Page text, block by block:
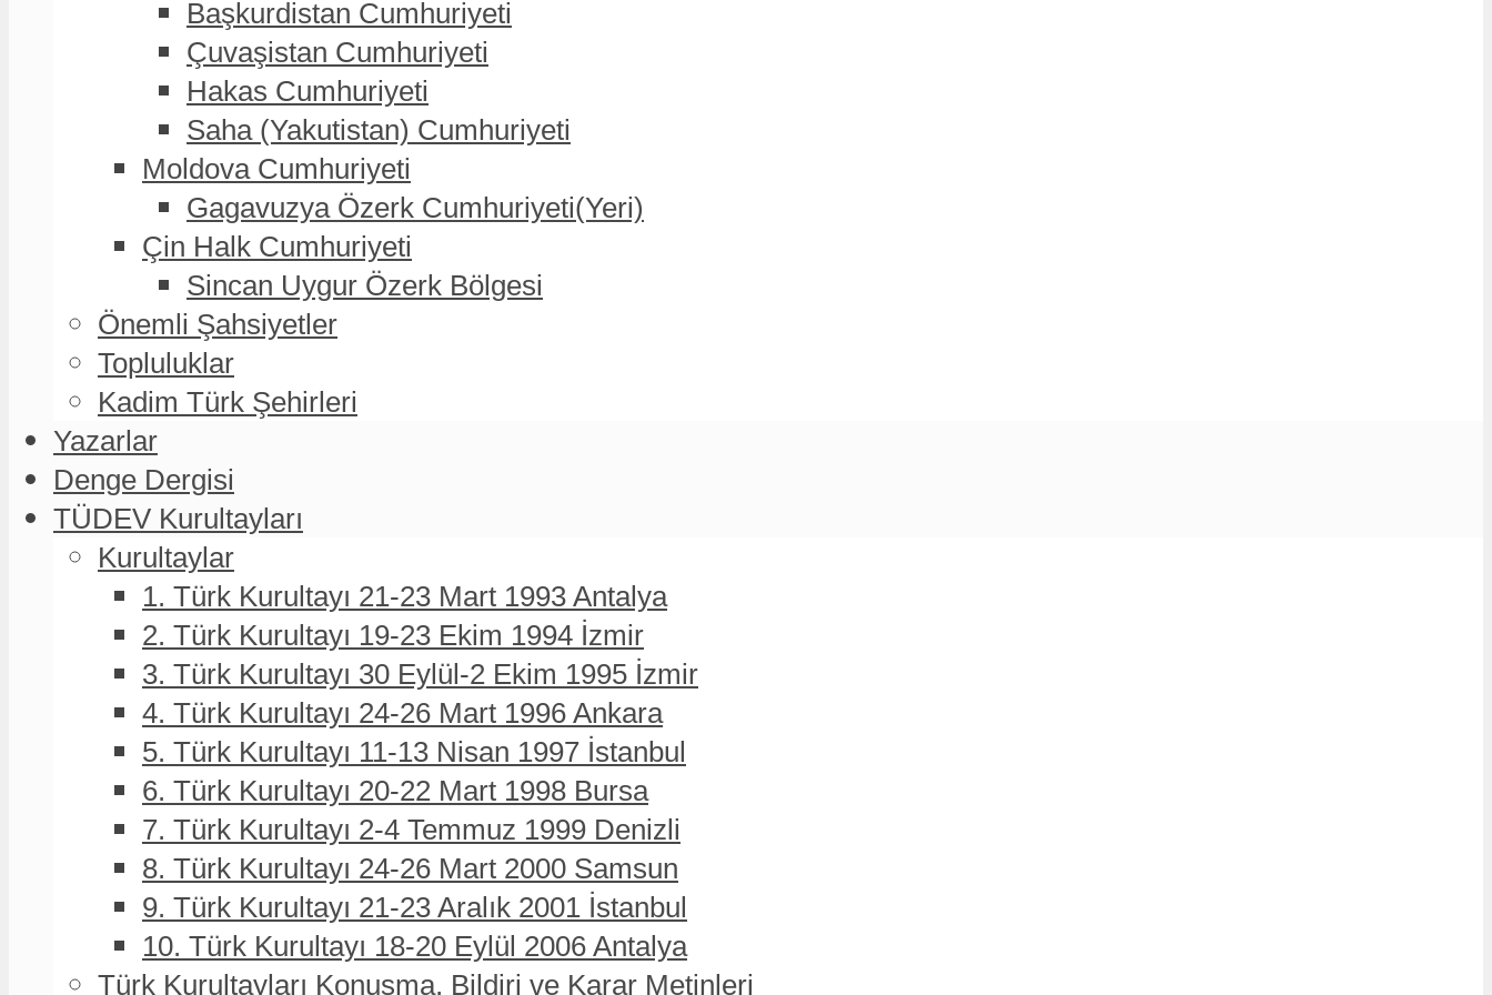
Başkurdistan Cumhuriyeti
Çuvaşistan Cumhuriyeti
Hakas Cumhuriyeti
Saha (Yakutistan) Cumhuriyeti
Moldova Cumhuriyeti
Gagavuzya Özerk Cumhuriyeti(Yeri)
Çin Halk Cumhuriyeti
Sincan Uygur Özerk Bölgesi
Önemli Şahsiyetler
Topluluklar
Kadim Türk Şehirleri
Yazarlar
Denge Dergisi
TÜDEV Kurultayları
Kurultaylar
1. Türk Kurultayı 21-23 Mart 1993 Antalya
2. Türk Kurultayı 19-23 Ekim 1994 İzmir
3. Türk Kurultayı 30 Eylül-2 Ekim 1995 İzmir
4. Türk Kurultayı 24-26 Mart 1996 Ankara
5. Türk Kurultayı 11-13 Nisan 1997 İstanbul
6. Türk Kurultayı 20-22 Mart 1998 Bursa
7. Türk Kurultayı 2-4 Temmuz 1999 Denizli
8. Türk Kurultayı 24-26 Mart 2000 Samsun
9. Türk Kurultayı 21-23 Aralık 2001 İstanbul
10. Türk Kurultayı 18-20 Eylül 2006 Antalya
Türk Kurultayları Konuşma, Bildiri ve Karar Metinleri